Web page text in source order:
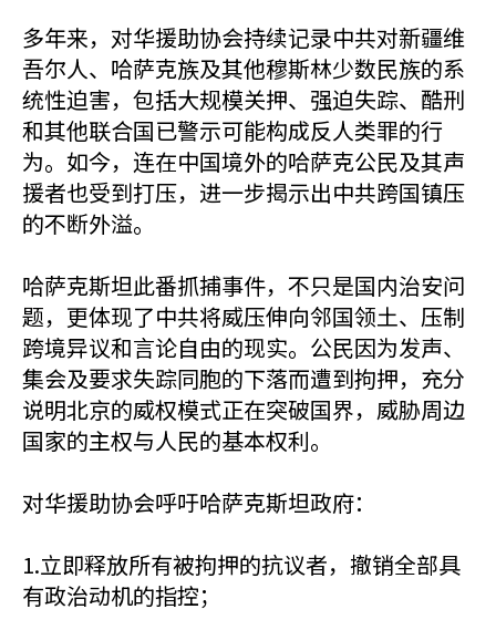
多年来，对华援助协会持续记录中共对新疆维
吾尔人、哈萨克族及其他穆斯林少数民族的系
统性迫害，包括大规模关押、强迫失踪、酷刑
和其他联合国已警示可能构成反人类罪的行
为。如今，连在中国境外的哈萨克公民及其声
援者也受到打压，进一步揭示出中共跨国镇压
的不断外溢。
哈萨克斯坦此番抓捕事件，不只是国内治安问
题，更体现了中共将威压伸向邻国领土、压制
跨境异议和言论自由的现实。公民因为发声、
集会及要求失踪同胞的下落而遭到拘押，充分
说明北京的威权模式正在突破国界，威胁周边
国家的主权与人民的基本权利。
对华援助协会呼吁哈萨克斯坦政府：
1.立即释放所有被拘押的抗议者，撤销全部具
有政治动机的指控；